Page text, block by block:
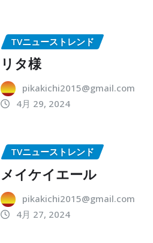
TVニューストレンド
リタ様
pikakichi2015@gmail.com
4月 29, 2024
TVニューストレンド
メイケイエール
pikakichi2015@gmail.com
4月 27, 2024